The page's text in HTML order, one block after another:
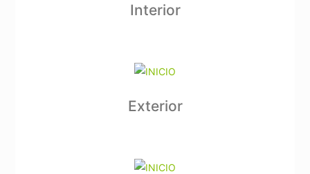
Interior
Exterior